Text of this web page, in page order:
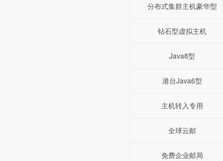
分布式集群主机豪华型
钻石型虚拟主机
Java8型
港台Java6型
主机转入专用
全球云邮
免费企业邮局